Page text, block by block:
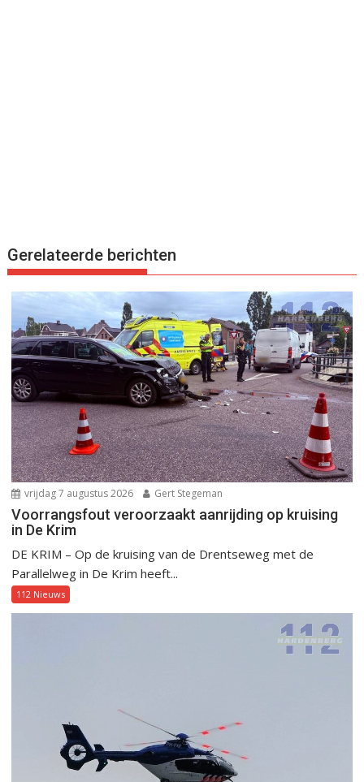
Gerelateerde berichten
vrijdag 7 augustus 2026 Gert Stegeman
Voorrangsfout veroorzaakt aanrijding op kruising
in De Krim
DE KRIM – Op de kruising van de Drentseweg met de
Parallelweg in De Krim heeft...
112 Nieuws